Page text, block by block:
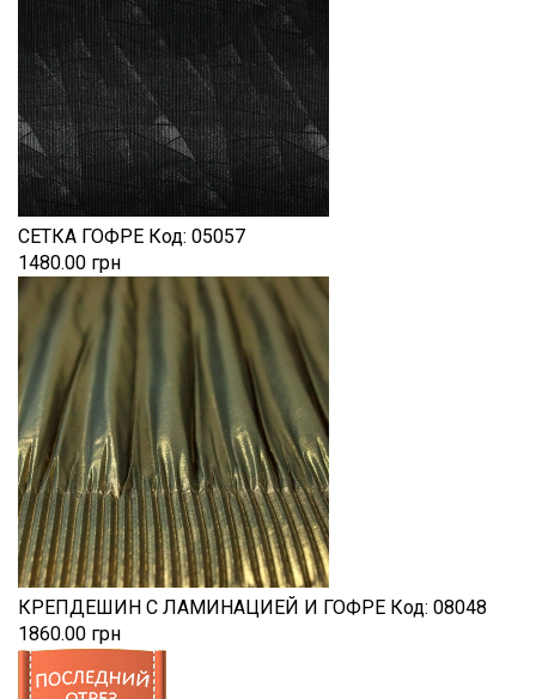
СЕТКА ГОФРЕ Код: 05057
1480.00 грн
КРЕПДЕШИН С ЛАМИНАЦИЕЙ И ГОФРЕ Код: 08048
1860.00 грн